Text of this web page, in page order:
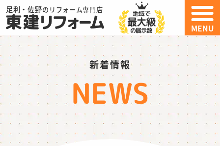
足利・佐野のリフォーム専門店
MENU
新着情報
NEWS